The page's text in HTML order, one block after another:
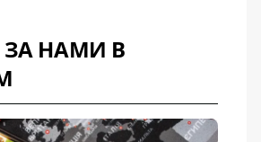
ЗА НАМИ В